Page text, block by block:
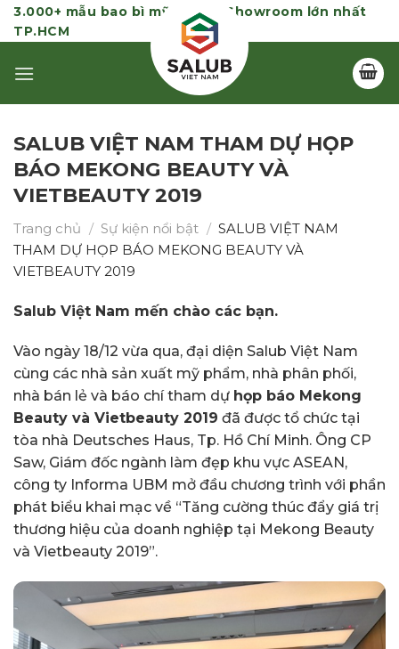
Skip
to
3.000+ mẫu bao bì mỹ phẩm | Showroom lớn nhất
TP.HCM
SALUB VIỆT NAM THAM DỰ HỌP
BÁO MEKONG BEAUTY VÀ
VIETBEAUTY 2019
Trang chủ / Sự kiện nổi bật / SALUB VIỆT NAM
THAM DỰ HỌP BÁO MEKONG BEAUTY VÀ
VIETBEAUTY 2019
Salub Việt Nam mến chào các bạn.
Vào ngày 18/12 vừa qua, đại diện Salub Việt Nam
cùng các nhà sản xuất mỹ phẩm, nhà phân phối,
nhà bán lẻ và báo chí tham dự họp báo Mekong
Beauty và Vietbeauty 2019 đã được tổ chức tại
tòa nhà Deutsches Haus, Tp. Hồ Chí Minh. Ông CP
Saw, Giám đốc ngành làm đẹp khu vực ASEAN,
công ty Informa UBM mở đầu chương trình với phần
phát biểu khai mạc về “Tăng cường thúc đẩy giá trị
thương hiệu của doanh nghiệp tại Mekong Beauty
và Vietbeauty 2019”.